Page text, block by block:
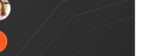
schaffen.